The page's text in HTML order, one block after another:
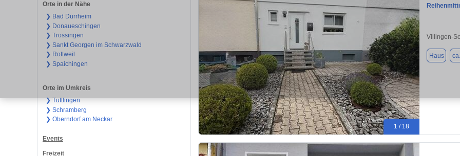
Orte in der Nähe
❯ Bad Dürrheim
❯ Donaueschingen
❯ Trossingen
❯ Sankt Georgen im Schwarzwald
❯ Rottweil
❯ Spaichingen
Orte im Umkreis
❯ Tuttlingen
❯ Schramberg
❯ Oberndorf am Neckar
Events
Freizeit
1 / 18
Villingen-
Haus